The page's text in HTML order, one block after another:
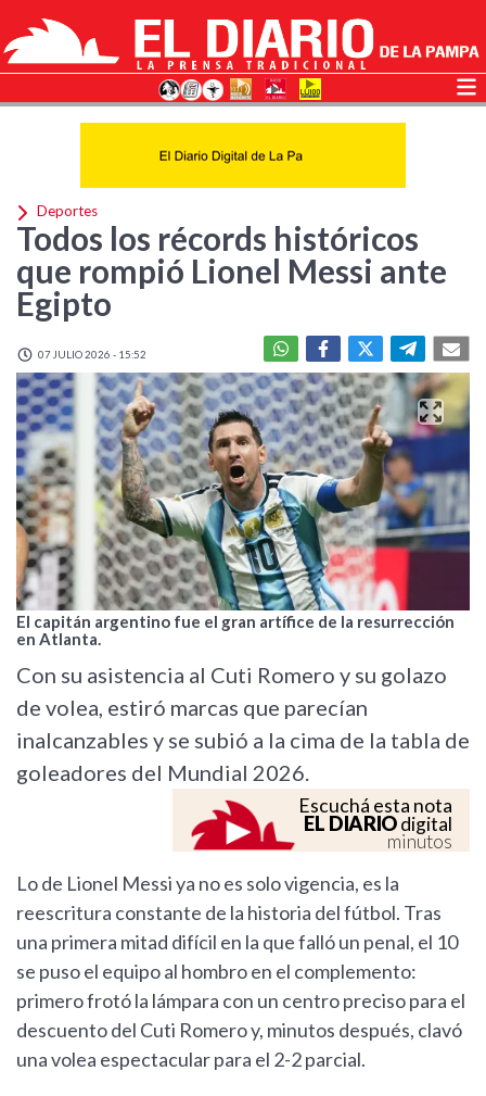
Deportes
Todos los récords históricos
que rompió Lionel Messi ante
Egipto
07 JULIO 2026 - 15:52
El capitán argentino fue el gran artífice de la resurrección
en Atlanta.
Con su asistencia al Cuti Romero y su golazo
de volea, estiró marcas que parecían
inalcanzables y se subió a la cima de la tabla de
goleadores del Mundial 2026.
Escuchá esta nota
EL DIARIOdigital
minutos
Lo de Lionel Messi ya no es solo vigencia, es la
reescritura constante de la historia del fútbol. Tras
una primera mitad difícil en la que falló un penal, el 10
se puso el equipo al hombro en el complemento:
primero frotó la lámpara con un centro preciso para el
descuento del Cuti Romero y, minutos después, clavó
una volea espectacular para el 2-2 parcial.